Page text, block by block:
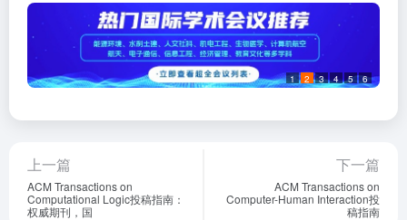
1 2 3 4 5 6
上一篇
ACM Transactions on
Computational Logic投稿指南：
权威期刊，国
下一篇
ACM Transactions on
Computer-Human Interaction投
稿指南